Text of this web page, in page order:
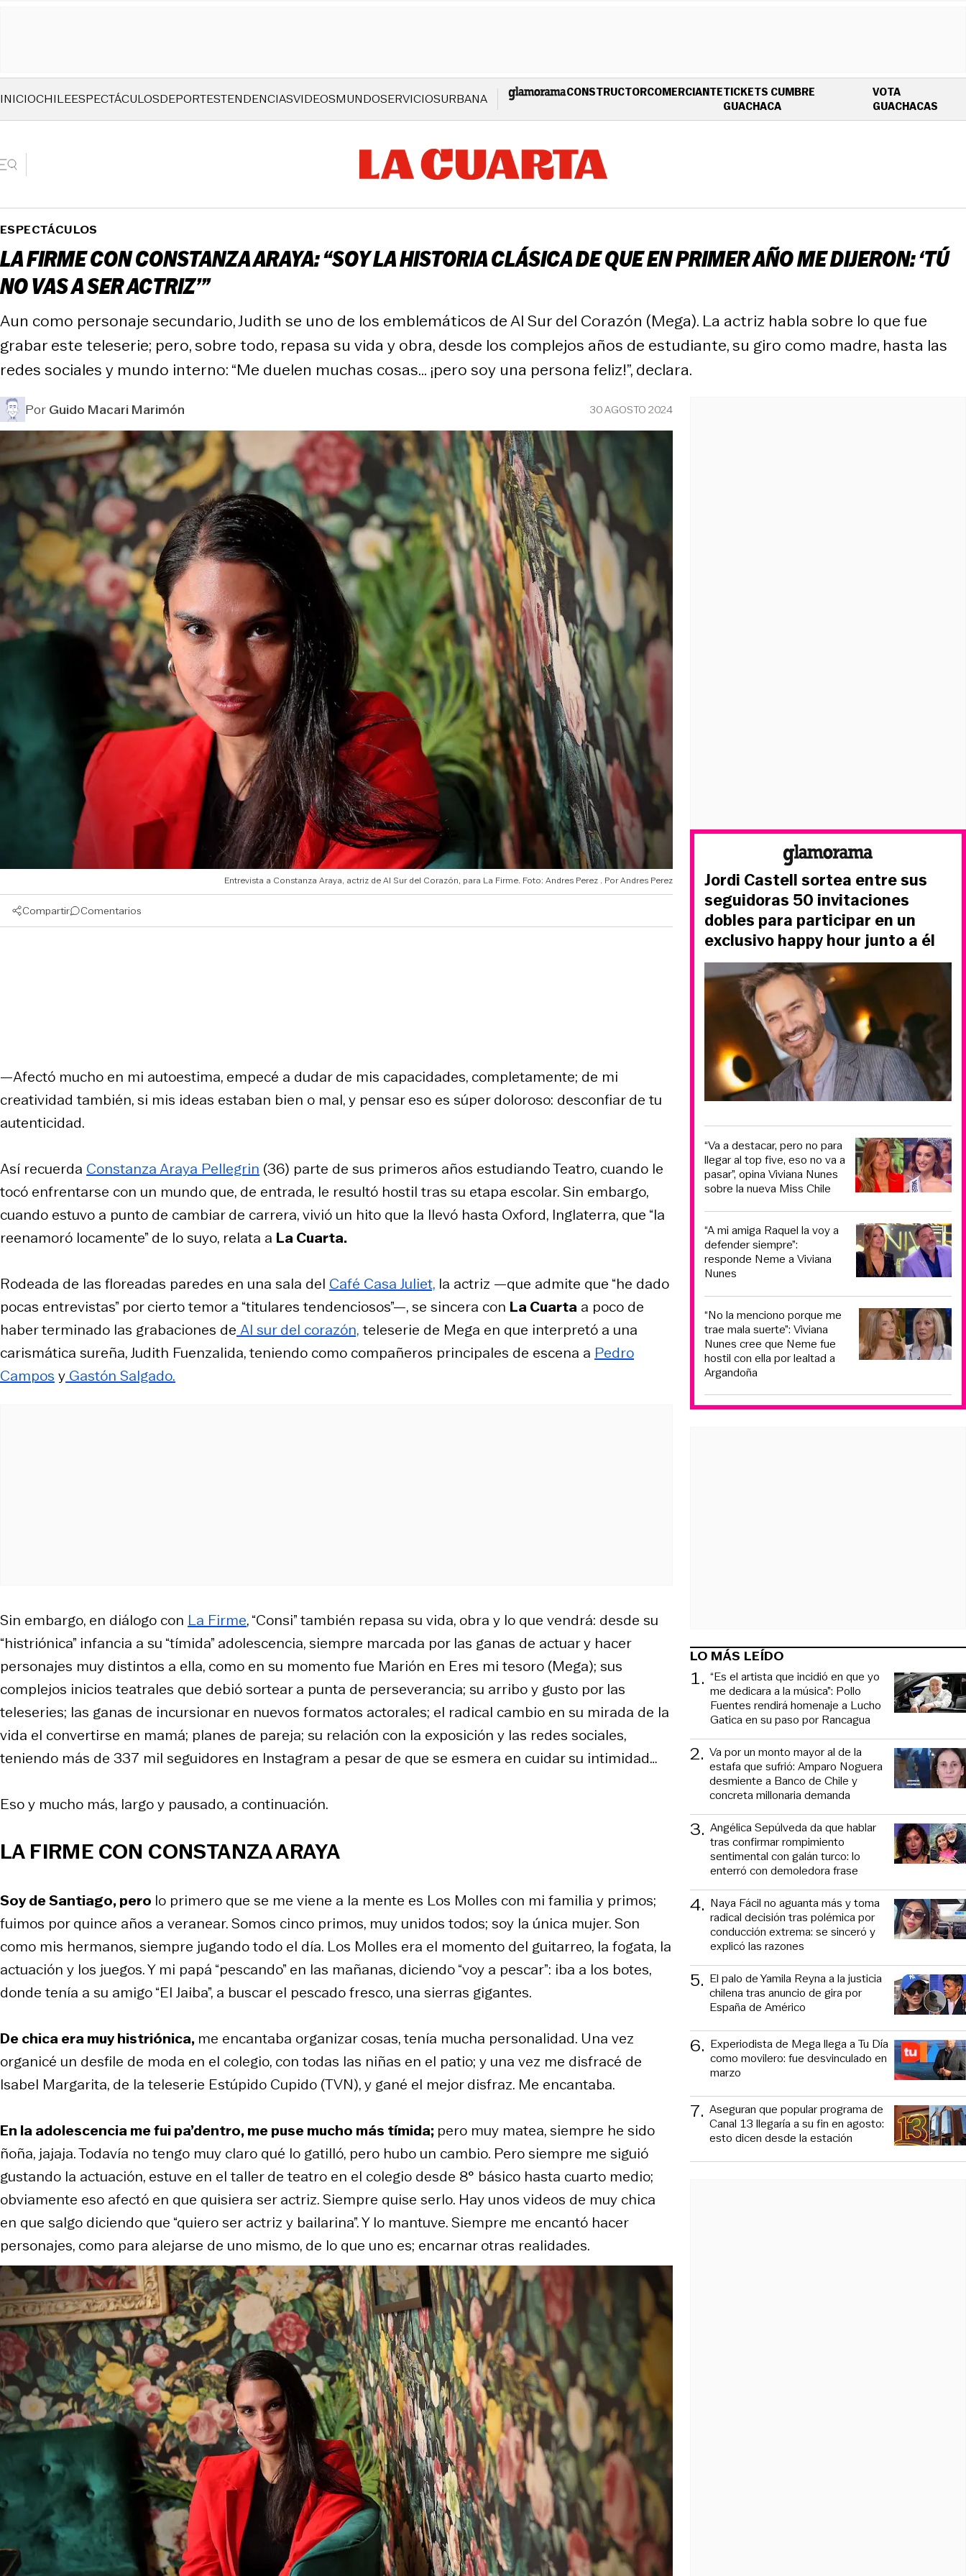
INICIOCHILEESPECTÁCULOSDEPORTESTENDENCIASVIDEOSMUNDOSERVICIOSURBANA CONSTRUCTORCOMERCIANTETICKETS CUMBRE
GUACHACAOPENS IN NEW WINDOW
VOTA
GUACHACAS
ESPECTÁCULOS
LA FIRME CON CONSTANZA ARAYA: “SOY LA HISTORIA CLÁSICA DE QUE EN PRIMER AÑO ME DIJERON: ‘TÚ
NO VAS A SER ACTRIZ’”
Aun como personaje secundario, Judith se uno de los emblemáticos de Al Sur del Corazón (Mega). La actriz habla sobre lo que fue
grabar este teleserie; pero, sobre todo, repasa su vida y obra, desde los complejos años de estudiante, su giro como madre, hasta las
redes sociales y mundo interno: “Me duelen muchas cosas... ¡pero soy una persona feliz!”, declara.
PorGuido Macari Marimón 30 AGOSTO 2024
Entrevista a Constanza Araya, actriz de Al Sur del Corazón, para La Firme. Foto: Andres Perez Andres Perez
Compartir Comentarios
—Afectó mucho en mi autoestima, empecé a dudar de mis capacidades, completamente; de mi
creatividad también, si mis ideas estaban bien o mal, y pensar eso es súper doloroso: desconfiar de tu
autenticidad.
Así recuerda Constanza Araya Pellegrin (36) parte de sus primeros años estudiando Teatro, cuando le
tocó enfrentarse con un mundo que, de entrada, le resultó hostil tras su etapa escolar. Sin embargo,
cuando estuvo a punto de cambiar de carrera, vivió un hito que la llevó hasta Oxford, Inglaterra, que “la
reenamoró locamente” de lo suyo, relata a La Cuarta.
Rodeada de las floreadas paredes en una sala del Café Casa Juliet, la actriz —que admite que “he dado
pocas entrevistas” por cierto temor a “titulares tendenciosos”—, se sincera con La Cuarta a poco de
haber terminado las grabaciones de Al sur del corazón,teleserie de Mega en que interpretó a una
carismática sureña, Judith Fuenzalida, teniendo como compañeros principales de escena a Pedro
Campos y Gastón Salgado.
Sin embargo, en diálogo con La Firme, “Consi” también repasa su vida, obra y lo que vendrá: desde su
“histriónica” infancia a su “tímida” adolescencia, siempre marcada por las ganas de actuar y hacer
personajes muy distintos a ella, como en su momento fue Marión en Eres mi tesoro (Mega); sus
complejos inicios teatrales que debió sortear a punta de perseverancia; su arribo y gusto por las
teleseries; las ganas de incursionar en nuevos formatos actorales; el radical cambio en su mirada de la
vida el convertirse en mamá; planes de pareja; su relación con la exposición y las redes sociales,
teniendo más de 337 mil seguidores en Instagram a pesar de que se esmera en cuidar su intimidad…
Eso y mucho más, largo y pausado, a continuación.
LA FIRME CON CONSTANZA ARAYA
Soy de Santiago, pero lo primero que se me viene a la mente es Los Molles con mi familia y primos;
fuimos por quince años a veranear. Somos cinco primos, muy unidos todos; soy la única mujer. Son
como mis hermanos, siempre jugando todo el día. Los Molles era el momento del guitarreo, la fogata, la
actuación y los juegos. Y mi papá “pescando” en las mañanas, diciendo “voy a pescar”: iba a los botes,
donde tenía a su amigo “El Jaiba”, a buscar el pescado fresco, una sierras gigantes.
De chica era muy histriónica, me encantaba organizar cosas, tenía mucha personalidad. Una vez
organicé un desfile de moda en el colegio, con todas las niñas en el patio; y una vez me disfracé de
Isabel Margarita, de la teleserie Estúpido Cupido (TVN), y gané el mejor disfraz. Me encantaba.
En la adolescencia me fui pa’dentro, me puse mucho más tímida; pero muy matea, siempre he sido
ñoña, jajaja. Todavía no tengo muy claro qué lo gatilló, pero hubo un cambio. Pero siempre me siguió
gustando la actuación, estuve en el taller de teatro en el colegio desde 8° básico hasta cuarto medio;
obviamente eso afectó en que quisiera ser actriz. Siempre quise serlo. Hay unos videos de muy chica
en que salgo diciendo que “quiero ser actriz y bailarina”. Y lo mantuve. Siempre me encantó hacer
personajes, como para alejarse de uno mismo, de lo que uno es; encarnar otras realidades.
Jordi Castell sortea entre sus
seguidoras 50 invitaciones
dobles para participar en un
exclusivo happy hour junto a él
“Va a destacar, pero no para
llegar al top five, eso no va a
pasar”, opina Viviana Nunes
sobre la nueva Miss Chile
“A mi amiga Raquel la voy a
defender siempre”:
responde Neme a Viviana
Nunes
“No la menciono porque me
trae mala suerte”: Viviana
Nunes cree que Neme fue
hostil con ella por lealtad a
Argandoña
LO MÁS LEÍDO
1. “Es el artista que incidió en que yo
me dedicara a la música”: Pollo
Fuentes rendirá homenaje a Lucho
Gatica en su paso por Rancagua
2. Va por un monto mayor al de la
estafa que sufrió: Amparo Noguera
desmiente a Banco de Chile y
concreta millonaria demanda
3. Angélica Sepúlveda da que hablar
tras confirmar rompimiento
sentimental con galán turco: lo
enterró con demoledora frase
4. Naya Fácil no aguanta más y toma
radical decisión tras polémica por
conducción extrema: se sinceró y
explicó las razones
5. El palo de Yamila Reyna a la justicia
chilena tras anuncio de gira por
España de Américo
6. Experiodista de Mega llega a Tu Día
como movilero: fue desvinculado en
marzo
7. Aseguran que popular programa de
Canal 13 llegaría a su fin en agosto:
esto dicen desde la estación